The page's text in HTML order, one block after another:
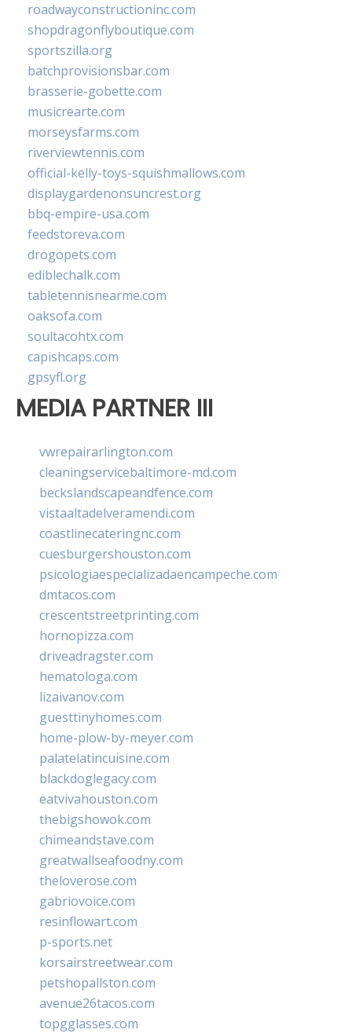
roadwayconstructioninc.com
shopdragonflyboutique.com
sportszilla.org
batchprovisionsbar.com
brasserie-gobette.com
musicrearte.com
morseysfarms.com
riverviewtennis.com
official-kelly-toys-squishmallows.com
displaygardenonsuncrest.org
bbq-empire-usa.com
feedstoreva.com
drogopets.com
ediblechalk.com
tabletennisnearme.com
oaksofa.com
soultacohtx.com
capishcaps.com
gpsyfl.org
MEDIA PARTNER III
vwrepairarlington.com
cleaningservicebaltimore-md.com
beckslandscapeandfence.com
vistaaltadelveramendi.com
coastlinecateringnc.com
cuesburgershouston.com
psicologiaespecializadaencampeche.com
dmtacos.com
crescentstreetprinting.com
hornopizza.com
driveadragster.com
hematologa.com
lizaivanov.com
guesttinyhomes.com
home-plow-by-meyer.com
palatelatincuisine.com
blackdoglegacy.com
eatvivahouston.com
thebigshowok.com
chimeandstave.com
greatwallseafoodny.com
theloverose.com
gabriovoice.com
resinflowart.com
p-sports.net
korsairstreetwear.com
petshopallston.com
avenue26tacos.com
topgglasses.com